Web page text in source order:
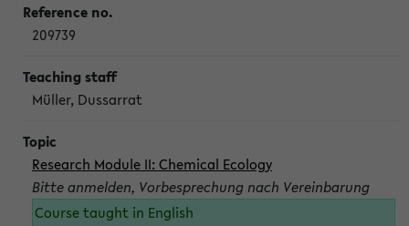
209739
Müller, Dussarrat
Research Module II: Chemical Ecology
Bitte anmelden, Vorbesprechung nach Vereinbarung
Course taught in English